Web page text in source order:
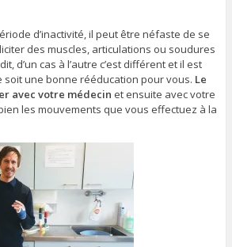
d’inactivité, il peut être néfaste de se
des muscles, articulations ou soudures
d’un cas à l’autre c’est différent et il est
soit une bonne rééducation pour vous. Le
avec votre médecin et ensuite avec votre
les mouvements que vous effectuez à la